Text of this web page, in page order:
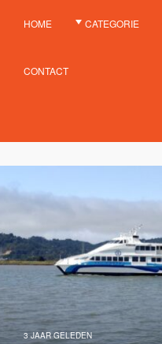
HOME CATEGORIE
CONTACT
3 JAAR GELEDEN